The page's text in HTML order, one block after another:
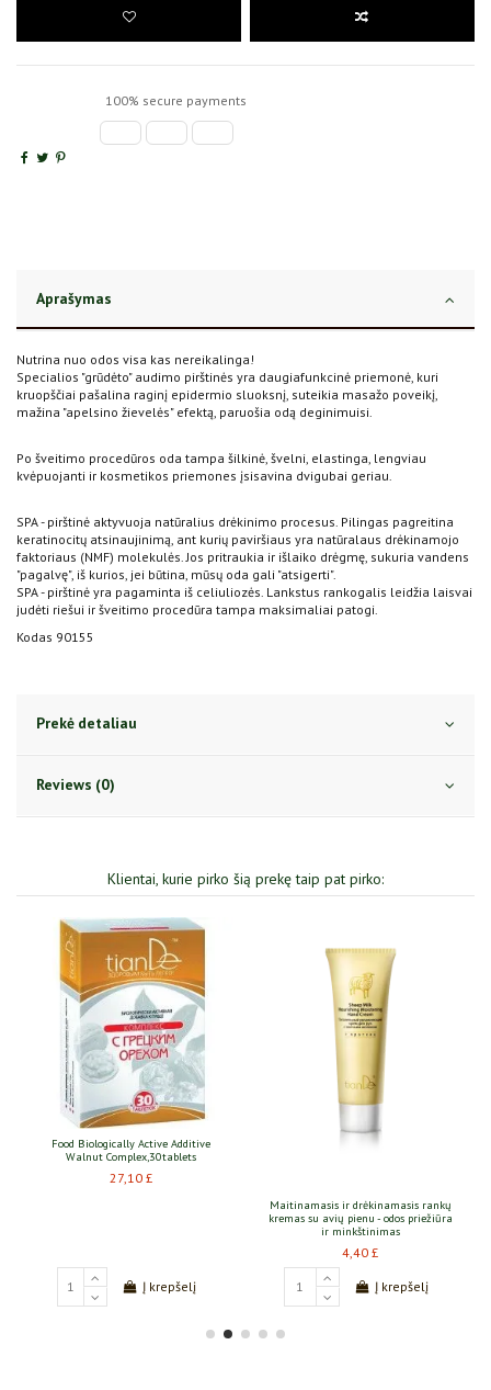
100% secure payments
Aprašymas
Nutrina nuo odos visa kas nereikalinga!
Specialios "grūdėto" audimo pirštinės yra daugiafunkcinė priemonė, kuri
kruopščiai pašalina raginį epidermio sluoksnį, suteikia masažo poveikį,
mažina "apelsino žievelės" efektą, paruošia odą deginimuisi.
Po šveitimo procedūros oda tampa šilkinė, švelni, elastinga, lengviau
kvėpuojanti ir kosmetikos priemones įsisavina dvigubai geriau.
SPA - pirštinė aktyvuoja natūralius drėkinimo procesus. Pilingas pagreitina
keratinocitų atsinaujinimą, ant kurių paviršiaus yra natūralaus drėkinamojo
faktoriaus (NMF) molekulės. Jos pritraukia ir išlaiko drėgmę, sukuria vandens
"pagalvę", iš kurios, jei būtina, mūsų oda gali "atsigerti".
SPA - pirštinė yra pagaminta iš celiuliozės. Lankstus rankogalis leidžia laisvai
judėti riešui ir šveitimo procedūra tampa maksimaliai patogi.
Kodas 90155
Prekė detaliau
Reviews (0)
Klientai, kurie pirko šią prekę taip pat pirko:
Food Biologically Active Additive
Walnut Complex,30tablets
27,10 £
Į krepšelį
Maitinamasis ir drėkinamasis rankų
kremas su avių pienu - odos priežiūra
ir minkštinimas
4,40 £
Į krepšelį